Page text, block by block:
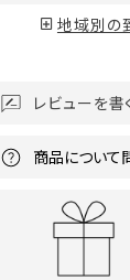
地域別の
レビューを書
商品について